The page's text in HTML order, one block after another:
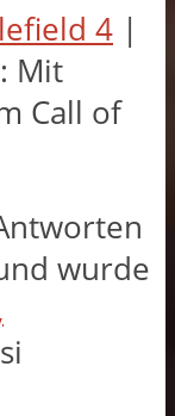
4 |
Mit
Call of
wurde